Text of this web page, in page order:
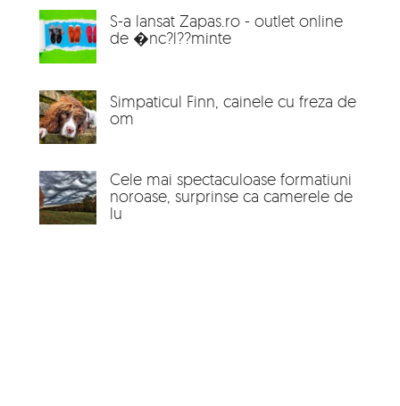
S-a lansat Zapas.ro - outlet online
de �nc?l??minte
Simpaticul Finn, cainele cu freza de
om
Cele mai spectaculoase formatiuni
noroase, surprinse ca camerele de
lu